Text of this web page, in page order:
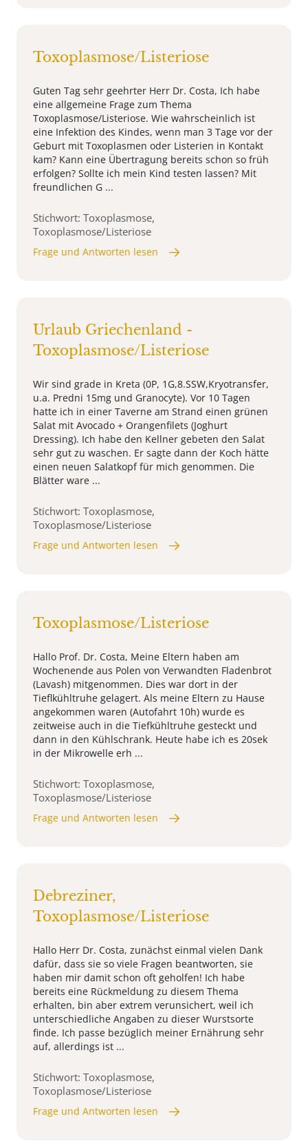
Toxoplasmose/Listeriose
Guten Tag sehr geehrter Herr Dr. Costa, Ich habe
eine allgemeine Frage zum Thema
Toxoplasmose/Listeriose. Wie wahrscheinlich ist
eine Infektion des Kindes, wenn man 3 Tage vor der
Geburt mit Toxoplasmen oder Listerien in Kontakt
kam? Kann eine Übertragung bereits schon so früh
erfolgen? Sollte ich mein Kind testen lassen? Mit
freundlichen G ...
Stichwort: Toxoplasmose,
Toxoplasmose/Listeriose
Frage und Antworten lesen
Urlaub Griechenland -
Toxoplasmose/Listeriose
Wir sind grade in Kreta (0P, 1G,8.SSW,Kryotransfer,
u.a. Predni 15mg und Granocyte). Vor 10 Tagen
hatte ich in einer Taverne am Strand einen grünen
Salat mit Avocado + Orangenfilets (Joghurt
Dressing). Ich habe den Kellner gebeten den Salat
sehr gut zu waschen. Er sagte dann der Koch hätte
einen neuen Salatkopf für mich genommen. Die
Blätter ware ...
Stichwort: Toxoplasmose,
Toxoplasmose/Listeriose
Frage und Antworten lesen
Toxoplasmose/Listeriose
Hallo Prof. Dr. Costa, Meine Eltern haben am
Wochenende aus Polen von Verwandten Fladenbrot
(Lavash) mitgenommen. Dies war dort in der
Tieflkühltruhe gelagert. Als meine Eltern zu Hause
angekommen waren (Autofahrt 10h) wurde es
zeitweise auch in die Tiefkühltruhe gesteckt und
dann in den Kühlschrank. Heute habe ich es 20sek
in der Mikrowelle erh ...
Stichwort: Toxoplasmose,
Toxoplasmose/Listeriose
Frage und Antworten lesen
Debreziner,
Toxoplasmose/Listeriose
Hallo Herr Dr. Costa, zunächst einmal vielen Dank
dafür, dass sie so viele Fragen beantworten, sie
haben mir damit schon oft geholfen! Ich habe
bereits eine Rückmeldung zu diesem Thema
erhalten, bin aber extrem verunsichert, weil ich
unterschiedliche Angaben zu dieser Wurstsorte
finde. Ich passe bezüglich meiner Ernährung sehr
auf, allerdings ist ...
Stichwort: Toxoplasmose,
Toxoplasmose/Listeriose
Frage und Antworten lesen